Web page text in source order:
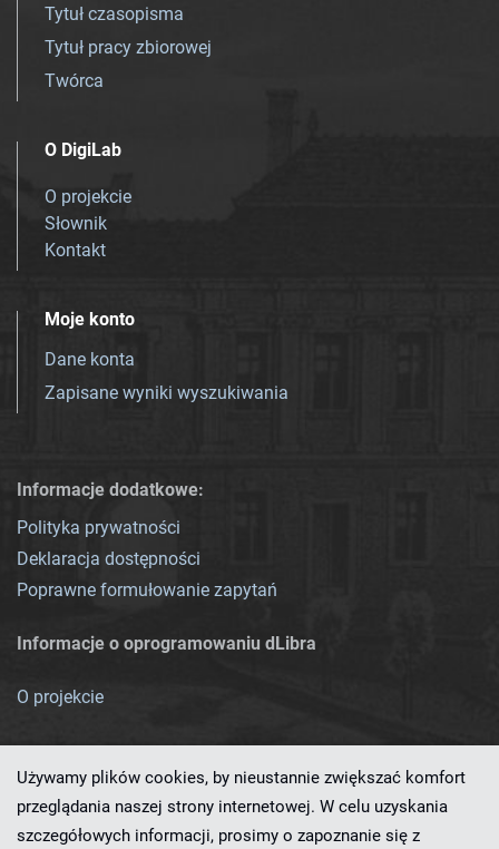
Tytuł czasopisma
Tytuł pracy zbiorowej
Twórca
O DigiLab
O projekcie
Słownik
Kontakt
Moje konto
Dane konta
Zapisane wyniki wyszukiwania
Informacje dodatkowe:
Polityka prywatności
Deklaracja dostępności
Poprawne formułowanie zapytań
Informacje o oprogramowaniu dLibra
O projekcie
Używamy plików cookies, by nieustannie zwiększać komfort
przeglądania naszej strony internetowej. W celu uzyskania
szczegółowych informacji, prosimy o zapoznanie się z